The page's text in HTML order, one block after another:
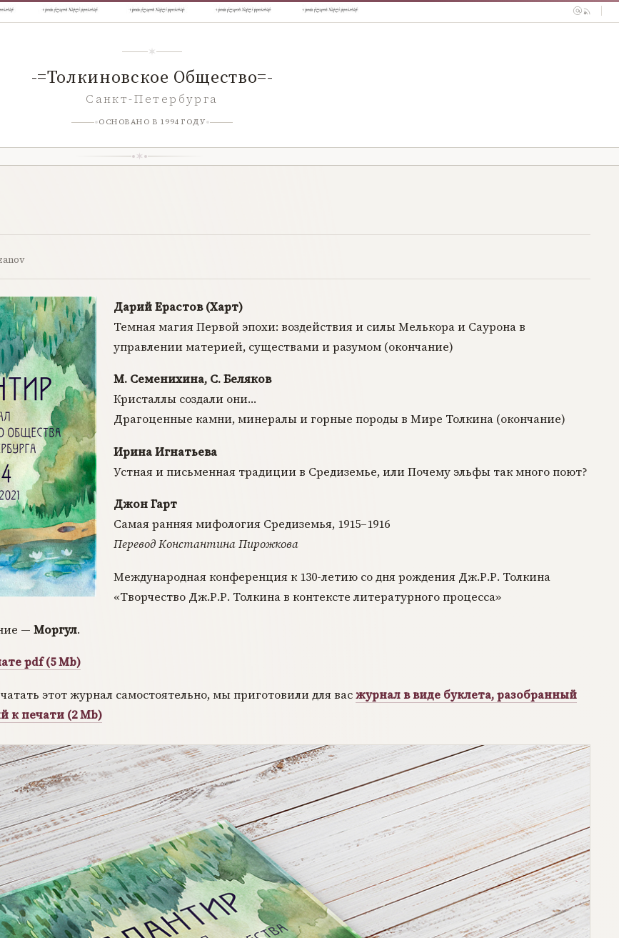
-=Толкиновское Общество=-
Санкт-Петербурга
ОСНОВАНО В 1994 ГОДУ
Дарий Ерастов (Харт)
Темная магия Первой эпохи: воздействия и силы Мелькора и Саурона в
управлении материей, существами и разумом (окончание)
М. Семенихина, С. Беляков
Кристаллы создали они…
Драгоценные камни, минералы и горные породы в Мире Толкина (окончание)
Ирина Игнатьева
Устная и письменная традиции в Средиземье, или Почему эльфы так много поют?
Джон Гарт
Самая ранняя мифология Средиземья, 1915–1916
Перевод Константина Пирожкова
Международная конференция к 130-летию со дня рождения Дж.Р.Р. Толкина
«Творчество Дж.Р.Р. Толкина в контексте литературного процесса»
— Моргул.
pdf (5 Mb)
этот журнал самостоятельно, мы приготовили для васжурнал в виде буклета, разобранный
к печати (2 Mb)